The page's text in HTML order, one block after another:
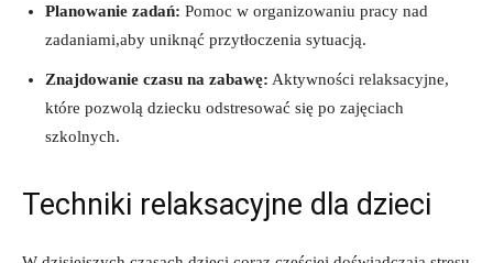
Planowanie zadań: Pomoc w organizowaniu pracy nad
zadaniami,aby uniknąć przytłoczenia sytuacją.
Znajdowanie czasu na zabawę: Aktywności relaksacyjne,
które ⁤pozwolą dziecku odstresować się po zajęciach
szkolnych.
Techniki relaksacyjne dla dzieci